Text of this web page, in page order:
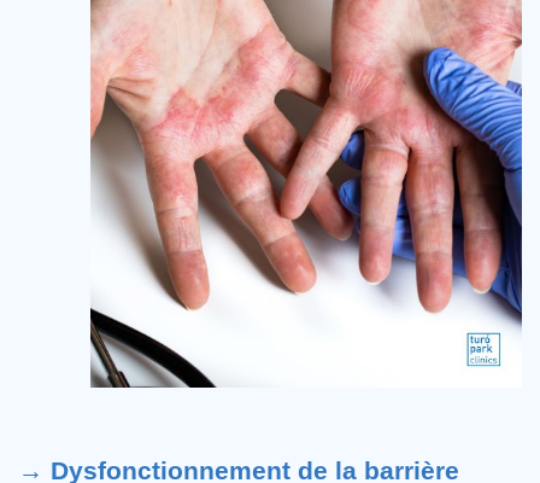
→ Dysfonctionnement de la barrière